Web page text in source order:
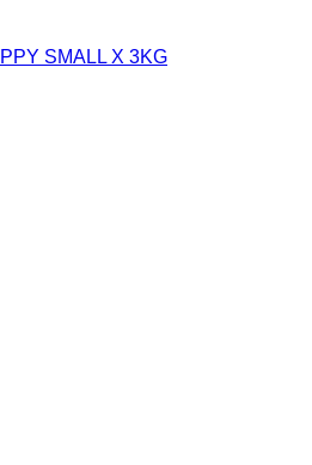
SMALL X 3KG